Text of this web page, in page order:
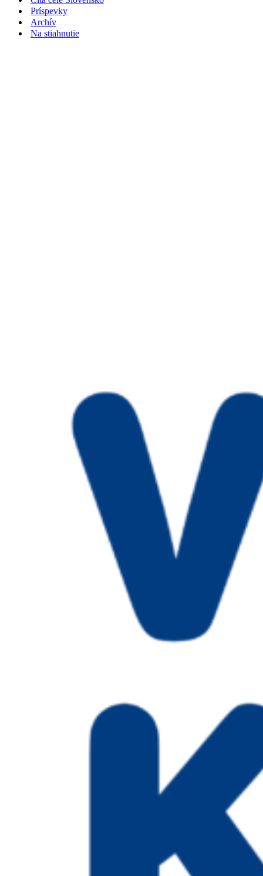
Príspevky
Archív
Na stiahnutie